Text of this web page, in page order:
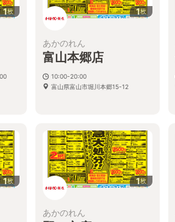
1枚 1枚
あかのれん
富山本郷店
10:00-20:00
富山県富山市堀川本郷15-12
1枚 1枚
あかのれん